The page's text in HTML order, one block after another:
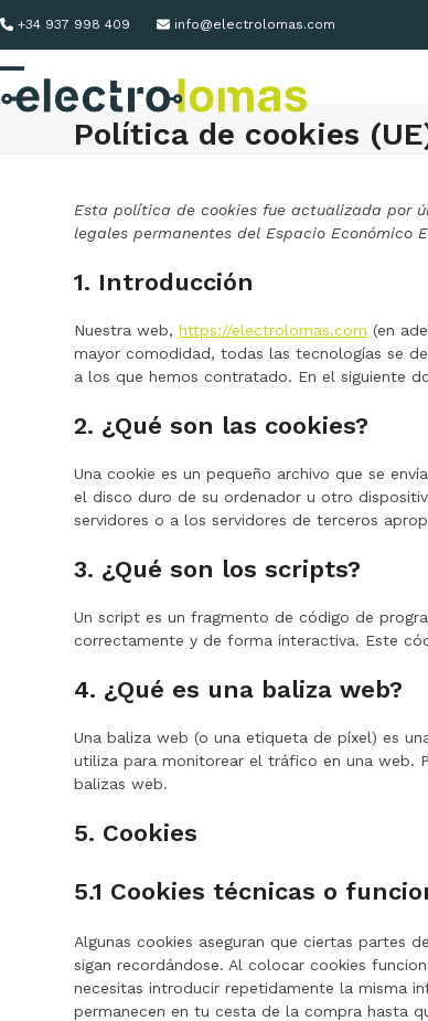
to
content
+34 937 998 409 info@electrolomas.com
Open
mobile
Close
mobilePolítica de cookies
Esta política de cookies fue actualizada por
legales permanentes del Espacio Económico
1. Introducción
Nuestra web,https://electrolomas.com (en
mayor comodidad, todas las tecnologías se
a los que hemos contratado. En el siguiente
2. ¿Qué son las cookies?
Una cookie es un pequeño archivo que se
el disco duro de su ordenador u otro
servidores o a los servidores de terceros
3. ¿Qué son los scripts?
Un script es un fragmento de código de
correctamente y de forma interactiva. Este
4. ¿Qué es una baliza web?
Una baliza web (o una etiqueta de píxel) es
utiliza para monitorear el tráfico en una web.
balizas web.
5. Cookies
5.1 Cookies técnicas o
Algunas cookies aseguran que ciertas partes
sigan recordándose. Al colocar cookies
necesitas introducir repetidamente la misma
permanecen en tu cesta de la compra hasta